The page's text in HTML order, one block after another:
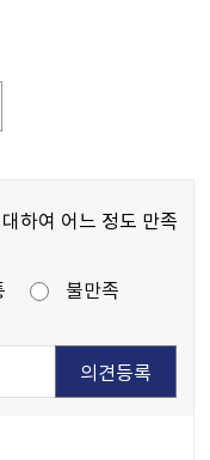
하여 어느 정도 만족
불만족